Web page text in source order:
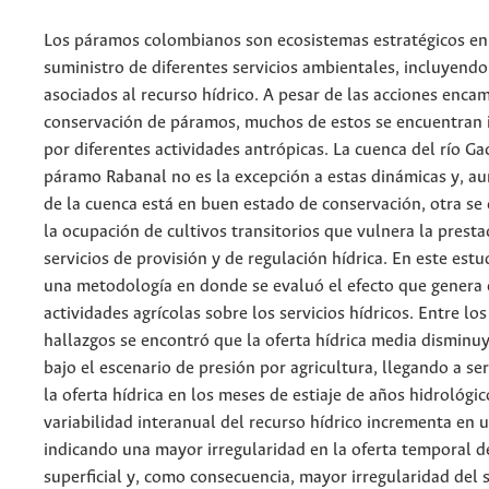
Los páramos colombianos son ecosistemas estratégicos
suministro de diferentes servicios ambientales,
asociados al recurso hídrico. A pesar de las acciones
conservación de páramos, muchos de estos se
por diferentes actividades antrópicas. La cuenca del río
páramo Rabanal no es la excepción a estas dinámicas y,
de la cuenca está en buen estado de conservación, otra se
la ocupación de cultivos transitorios que vulnera la
servicios de provisión y de regulación hídrica. En este
una metodología en donde se evaluó el efecto que
actividades agrícolas sobre los servicios hídricos. Entre
hallazgos se encontró que la oferta hídrica media
bajo el escenario de presión por agricultura, llegando a
la oferta hídrica en los meses de estiaje de años
variabilidad interanual del recurso hídrico incrementa en
indicando una mayor irregularidad en la oferta temporal
superficial y, como consecuencia, mayor irregularidad del